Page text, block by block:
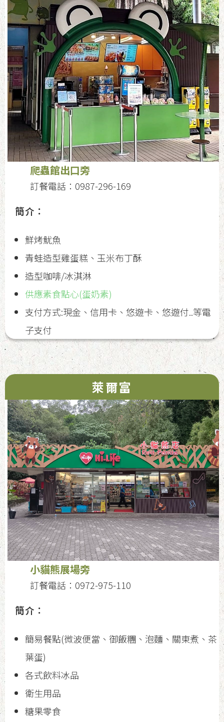
爬蟲館出口旁
訂餐電話：0987-296-169
簡介：
鮮烤魷魚
青蛙造型雞蛋糕、玉米布丁酥
造型咖啡/冰淇淋
供應素食點心(蛋奶素)
支付方式:現金、信用卡、悠遊卡、悠遊付..等電
子支付
萊爾富
小貓熊展場旁
訂餐電話：0972-975-110
簡介：
簡易餐點(微波便當、御飯糰、泡麵、關東煮、茶
葉蛋)
各式飲料冰品
衛生用品
糖果零食